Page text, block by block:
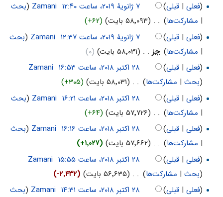
(فعلی| قبلی)
‏
Zamani
(بحث
| مشارکت‌ها)
. . (۵۸٬۰۹۳ بایت)
(+۶۲)
(فعلی| قبلی)
‏
Zamani
(بحث
| مشارکت‌ها)
‏جز . . (۵۸٬۰۳۱ بایت)
(۰)
(فعلی| قبلی)
‏
Zamani
(بحث| مشارکت‌ها)
. . (۵۸٬۰۳۱ بایت)
(+۳۰۵)
(فعلی| قبلی)
‏
Zamani
(بحث
| مشارکت‌ها)
. . (۵۷٬۷۲۶ بایت)
(+۶۴)
(فعلی| قبلی)
‏
Zamani
(بحث
| مشارکت‌ها)
. . (۵۷٬۶۶۲ بایت)
(+۱٬۰۲۷)
(فعلی| قبلی)
‏
Zamani
(بحث| مشارکت‌ها)
. . (۵۶٬۶۳۵ بایت)
(-۲٬۴۳۲)
(فعلی| قبلی)
‏
Zamani
(بحث